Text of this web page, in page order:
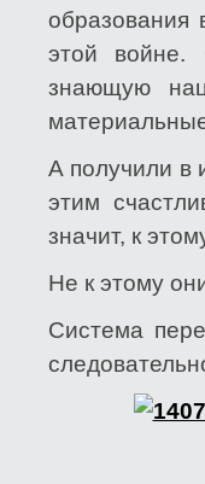
образования
этой войне.
знающую
А получили в
этим
значит, к
Не к этому
Система